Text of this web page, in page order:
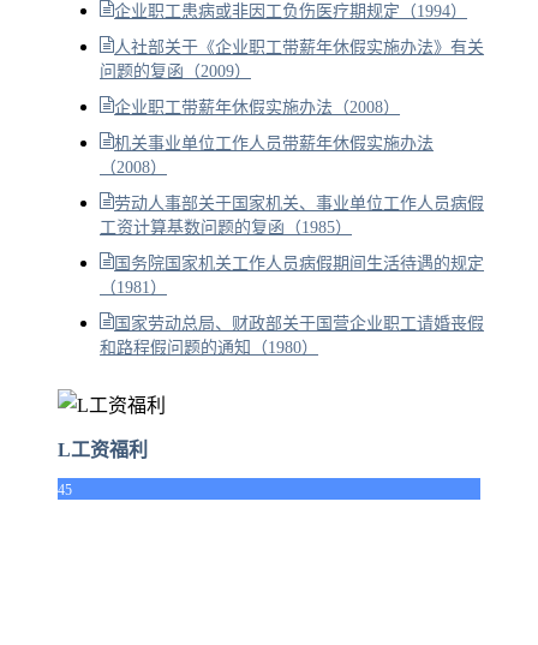
企业职工患病或非因工负伤医疗期规定（1994）
人社部关于《企业职工带薪年休假实施办法》有关
问题的复函（2009）
企业职工带薪年休假实施办法（2008）
机关事业单位工作人员带薪年休假实施办法
（2008）
劳动人事部关于国家机关、事业单位工作人员病假
工资计算基数问题的复函（1985）
国务院国家机关工作人员病假期间生活待遇的规定
（1981）
国家劳动总局、财政部关于国营企业职工请婚丧假
和路程假问题的通知（1980）
L工资福利
45